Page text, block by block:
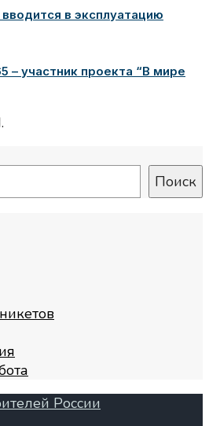
в эксплуатацию
– участник проекта “В мире
Поиск